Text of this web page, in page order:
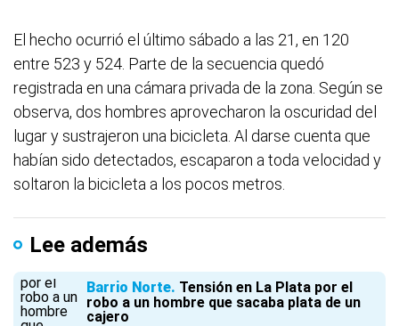
El hecho ocurrió el último sábado a las 21, en 120
entre 523 y 524. Parte de la secuencia quedó
registrada en una cámara privada de la zona. Según se
observa, dos hombres aprovecharon la oscuridad del
lugar y sustrajeron una bicicleta. Al darse cuenta que
habían sido detectados, escaparon a toda velocidad y
soltaron la bicicleta a los pocos metros.
Lee además
Barrio Norte Tensión en La Plata por el
robo a un hombre que sacaba plata de un
cajero